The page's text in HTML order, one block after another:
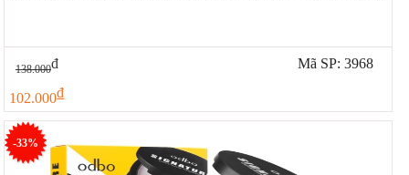
138.000đ
102.000đ
Mã SP: 3968
-33%